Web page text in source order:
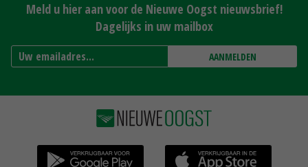
Meld u hier aan voor de Nieuwe Oogst nieuwsbrief!
Dagelijks in uw mailbox
AANMELDEN